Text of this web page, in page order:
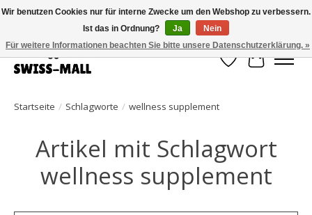
Kostenloser Versand ab CHF 250 – pünktlich und zuverlässig geliefert
Wunschzettel
Ihr
Startseite / Schlagworte / wellness supplement
Artikel mit Schlagwort
wellness supplement
Wir benutzen Cookies nur für interne Zwecke um den Webshop zu verbessern.
Ist das in Ordnung?
Ja
Nein
Für weitere Informationen beachten Sie bitte unsere Datenschutzerklärung. »